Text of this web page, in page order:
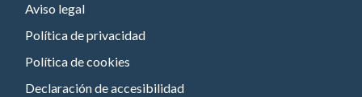
Aviso legal
Política de privacidad
Política de cookies
Declaración de accesibilidad